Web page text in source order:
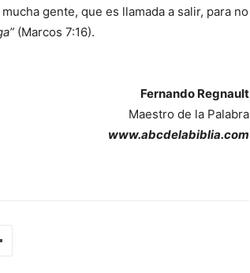
gente, que es llamada a salir, para no
(Marcos 7:16).
Fernando Regnault
Maestro de la Palabra
www.abcdelabiblia.com